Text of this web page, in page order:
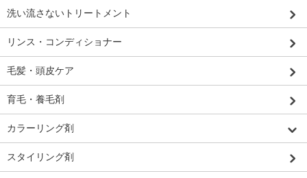
洗い流さないトリートメント
リンス・コンディショナー
毛髪・頭皮ケア
育毛・養毛剤
カラーリング剤
スタイリング剤